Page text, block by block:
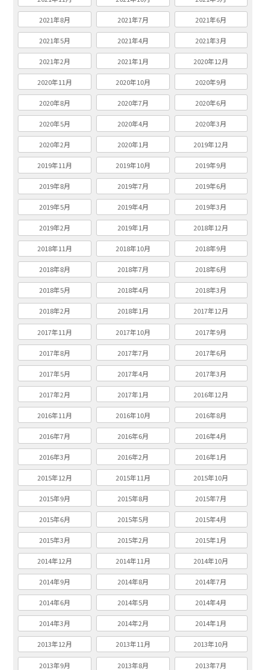
2021年8月 2021年7月 2021年6月
2021年5月 2021年4月 2021年3月
2021年2月 2021年1月 2020年12月
2020年11月 2020年10月 2020年9月
2020年8月 2020年7月 2020年6月
2020年5月 2020年4月 2020年3月
2020年2月 2020年1月 2019年12月
2019年11月 2019年10月 2019年9月
2019年8月 2019年7月 2019年6月
2019年5月 2019年4月 2019年3月
2019年2月 2019年1月 2018年12月
2018年11月 2018年10月 2018年9月
2018年8月 2018年7月 2018年6月
2018年5月 2018年4月 2018年3月
2018年2月 2018年1月 2017年12月
2017年11月 2017年10月 2017年9月
2017年8月 2017年7月 2017年6月
2017年5月 2017年4月 2017年3月
2017年2月 2017年1月 2016年12月
2016年11月 2016年10月 2016年8月
2016年7月 2016年6月 2016年4月
2016年3月 2016年2月 2016年1月
2015年12月 2015年11月 2015年10月
2015年9月 2015年8月 2015年7月
2015年6月 2015年5月 2015年4月
2015年3月 2015年2月 2015年1月
2014年12月 2014年11月 2014年10月
2014年9月 2014年8月 2014年7月
2014年6月 2014年5月 2014年4月
2014年3月 2014年2月 2014年1月
2013年12月 2013年11月 2013年10月
2013年9月 2013年8月 2013年7月